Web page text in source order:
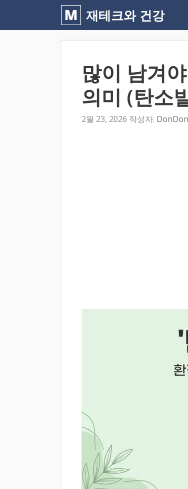
재테크와 건강
많이 남겨
의미 (탄소
2월 23, 2026 작성자: DonDon